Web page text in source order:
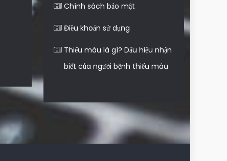
Chính sách bảo mật
Điều khoản sử dụng
Thiếu máu là gì? Dấu hiệu nhận
biết của người bệnh thiếu máu